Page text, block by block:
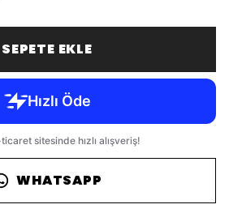
SEPETE EKLE
WHATSAPP